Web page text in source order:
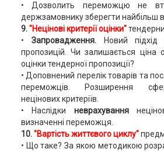
• Дозволить переможцю не
держзамовнику зберегти найбільш
9."Нецінові критерії оцінки"
• Запровадження.
Новий
пропозицій. Чи залишається ціна
оцінки тендерної пропозиції?
• Доповнений перелік товарів та
переможців. Розширення
нецінових критеріїв.
• Наслідки неврахування
визначенні переможця.
10."Вартість життєвого циклу"
• Що таке? За якою методикою